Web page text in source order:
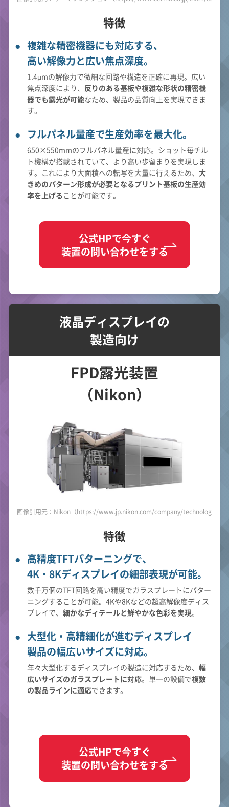
特徴
複雑な精密機器にも対応する、
高い解像力と広い焦点深度。
1.4µmの解像力で微細な回路や構造を正確に再現。広い
焦点深度により、 反りのある基板や複雑な形状の精密機
器でも露光が可能なため、製品の品質向上を実現できま
す。
フルパネル量産で生産効率を最大化。
650×550mmのフルパネル量産に対応。ショット毎チル
ト機構が搭載されていて、より高い歩留まりを実現しま
す。これにより大面積への転写を大量に行えるため、 大
きめのパターン形成が必要となるプリント基板の生産効
率を上げることが可能です。
公式HPで今すぐ
装置の問い合わせをする
液晶ディスプレイの
製造向け
FPD露光装置
（Nikon）
画像引用元：Nikon（https://www.jp.nikon.com/company/technology/
特徴
高精度TFTパターニングで、
4K・8Kディスプレイの細部表現が可能。
数千万個のTFT回路を高い精度でガラスプレートにパター
ニングすることが可能。4Kや8Kなどの超高解像度ディス
プレイで、 細かなディテールと鮮やかな色彩を実現。
大型化・高精細化が進むディスプレイ
製品の幅広いサイズに対応。
年々大型化するディスプレイの製造に対応するため、 幅
広いサイズのガラスプレートに対応。単一の設備で複数
の製品ラインに適応できます。
公式HPで今すぐ
装置の問い合わせをする